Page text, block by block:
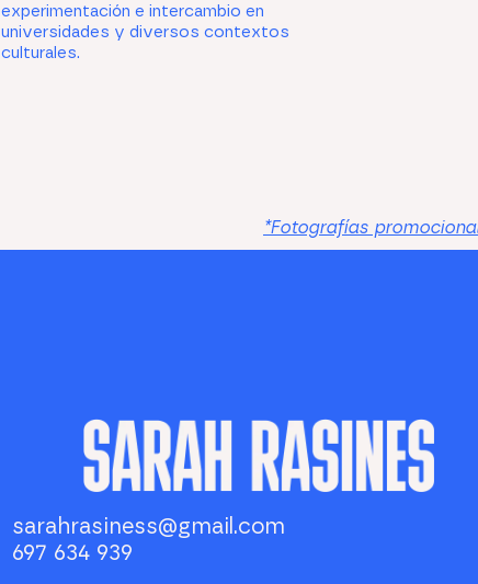
experimentación e intercambio en
universidades y diversos contextos
culturales.
*Fotografías
sarahrasiness@gmail.com
697 634 939